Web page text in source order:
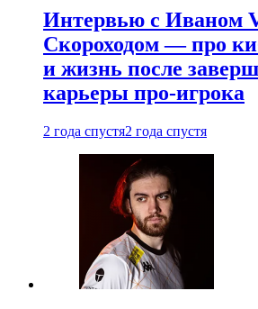
Интервью с Иваном
Скороходом — про
и жизнь после
карьеры про-игрока
2 года спустя2 года спустя